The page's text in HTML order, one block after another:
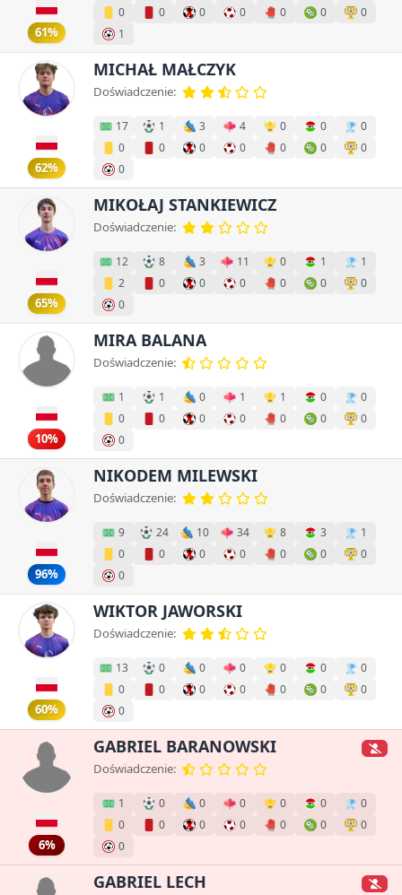
61%
0 0 0 0 0 0
0
1
62%
MICHAŁ MAŁCZYK
Doświadczenie:
17 1 3 4 0 0
0
0
0 0 0 0 0
0
0
65%
MIKOŁAJ STANKIEWICZ
Doświadczenie:
12 8 3 11 0 1
1
2
0 0 0 0 0
0
0
10%
MIRA BALANA
Doświadczenie:
1 1 0 1 1 0
0
0
0 0 0 0 0
0
0
96%
NIKODEM MILEWSKI
Doświadczenie:
9 24 10 34 8 3
1
0
0 0 0 0 0
0
0
60%
WIKTOR JAWORSKI
Doświadczenie:
13 0 0 0 0 0
0
0
0 0 0 0 0
0
0
6%
GABRIEL BARANOWSKI
Doświadczenie:
1 0 0 0 0 0
0
0
0 0 0 0 0
0
0
GABRIEL LECH